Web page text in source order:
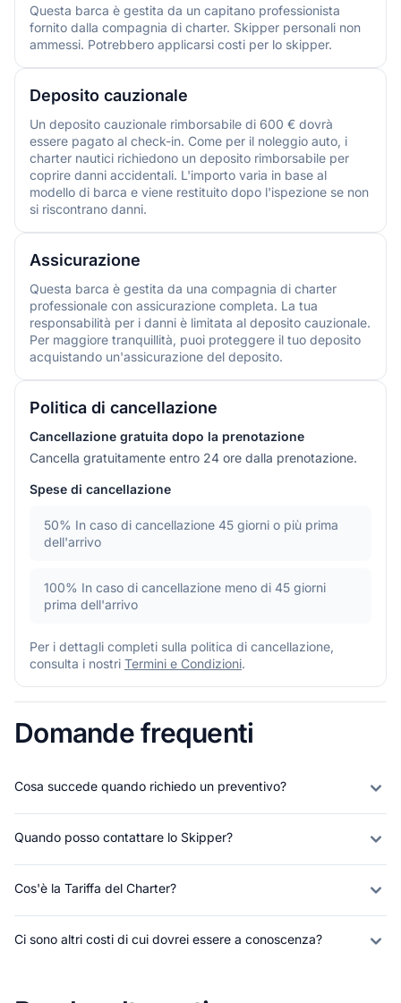
Questa barca è gestita da un capitano professionista
fornito dalla compagnia di charter. Skipper personali non
ammessi. Potrebbero applicarsi costi per lo skipper.
Deposito cauzionale
Un deposito cauzionale rimborsabile di 600 € dovrà
essere pagato al check-in. Come per il noleggio auto, i
charter nautici richiedono un deposito rimborsabile per
coprire danni accidentali. L'importo varia in base al
modello di barca e viene restituito dopo l'ispezione se non
si riscontrano danni.
Assicurazione
Questa barca è gestita da una compagnia di charter
professionale con assicurazione completa. La tua
responsabilità per i danni è limitata al deposito cauzionale.
Per maggiore tranquillità, puoi proteggere il tuo deposito
acquistando un'assicurazione del deposito.
Politica di cancellazione
Cancellazione gratuita dopo la prenotazione
Cancella gratuitamente entro 24 ore dalla prenotazione.
Spese di cancellazione
50% In caso di cancellazione 45 giorni o più prima
dell'arrivo
100% In caso di cancellazione meno di 45 giorni
prima dell'arrivo
Per i dettagli completi sulla politica di cancellazione,
consulta i nostri Termini e Condizioni.
Domande frequenti
Cosa succede quando richiedo un preventivo?
Quando posso contattare lo Skipper?
Cos'è la Tariffa del Charter?
Ci sono altri costi di cui dovrei essere a conoscenza?